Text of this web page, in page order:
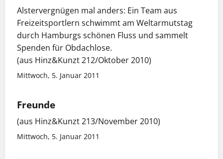
Alstervergnügen mal anders: Ein Team aus
Freizeitsportlern schwimmt am Weltarmutstag
durch Hamburgs schönen Fluss und sammelt
Spenden für Obdachlose.
(aus Hinz&Kunzt 212/Oktober 2010)
Mittwoch, 5. Januar 2011
Freunde
(aus Hinz&Kunzt 213/November 2010)
Mittwoch, 5. Januar 2011